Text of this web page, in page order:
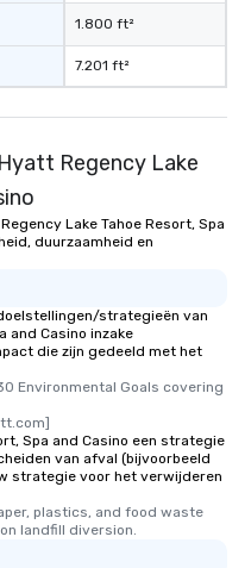
1.800 ft²
7.201 ft²
Regency Lake
Lake Tahoe Resort, Spa
duurzaamheid en
strategieën van
and Casino inzake
die zijn gedeeld met het
Environmental Goals covering
Spa and Casino een strategie
van afval (bijvoorbeeld
strategie voor het verwijderen
plastics, and food waste
landfill diversion.